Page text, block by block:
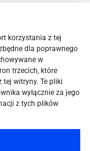
korzystania z tej
dla poprawnego
w
trzecich, które
witryny. Te pliki
wyłącznie za jego
z tych plików